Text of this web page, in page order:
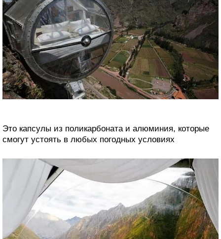
Это капсулы из поликарбоната и алюминия, которые
смогут устоять в любых погодных условиях